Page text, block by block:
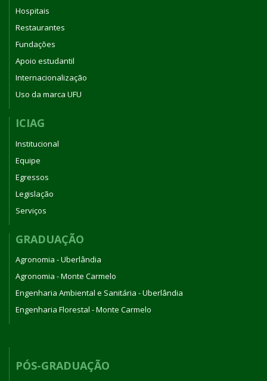
Hospitais
Restaurantes
Fundações
Apoio estudantil
Internacionalização
Uso da marca UFU
ICIAG
Institucional
Equipe
Egressos
Legislação
Serviços
GRADUAÇÃO
Agronomia - Uberlândia
Agronomia - Monte Carmelo
Engenharia Ambiental e Sanitária - Uberlândia
Engenharia Florestal - Monte Carmelo
PÓS-GRADUAÇÃO